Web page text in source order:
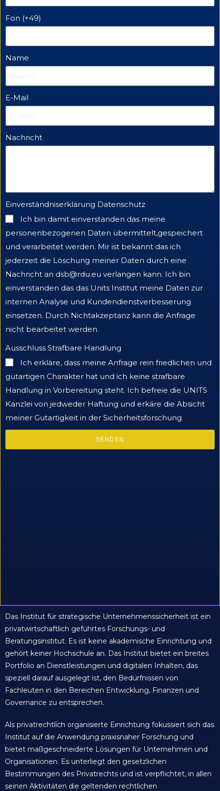
Fon (+49)
Name
E-Mail
Nachricht
Einverständniserklärung Datenschutz
Ich bin damit einverstanden das meine
personenbezogenen Daten übermittelt,gespeichert
und verarbeitet werden. Mir ist bekannt das ich
jederzeit die Löschung meiner Daten durch eine
Nachricht an dsb@rdu.eu verlangen kann. Ich bin
einverstanden das das Units Institut meine Daten zur
internen Analyse und Kundendienstverbesserung
einsetzen. Durch Nichtakzeptanz kann die Anfrage
nicht bearbeitet werden.
Ausschluss Strafbare Handlung
Ich erkläre, dass meine Anfrage rein friedlichen und
gutartigen Charakter hat und ich keine strafbare
Handlung in Vorbereitung steht. Ich befreie die UNITS
Kanzlei von jedweder Haftung und erkäre die Absicht
meiner Gutartigkeit in der Sicherheitsforschung.
SENDEN
Das Institut für strategische Unternehmenssicherheit ist ein
privatwirtschaftlich geführtes Forschungs- und
Beratungsinstitut. Es ist keine akademische Einrichtung und
gehört keiner Hochschule an. Das Institut bietet ein breites
Portfolio an Dienstleistungen und digitalen Inhalten, das
speziell darauf ausgelegt ist, den Bedürfnissen von
Fachleuten in den Bereichen Entwicklung, Finanzen und
Governance zu entsprechen.
Als privatrechtlich organisierte Einrichtung fokussiert sich das
Institut auf die Anwendung praxisnaher Forschung und
bietet maßgeschneiderte Lösungen für Unternehmen und
Organisationen. Es unterliegt den gesetzlichen
Bestimmungen des Privatrechts und ist verpflichtet, in allen
seinen Aktivitäten die geltenden rechtlichen